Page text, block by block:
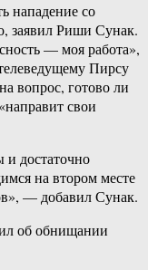
нападение со
заявил Риши Сунак.
— моя работа»,
Пирсу
вопрос, готово ли
свои
достаточно
на втором месте
— добавил Сунак.
об обнищании